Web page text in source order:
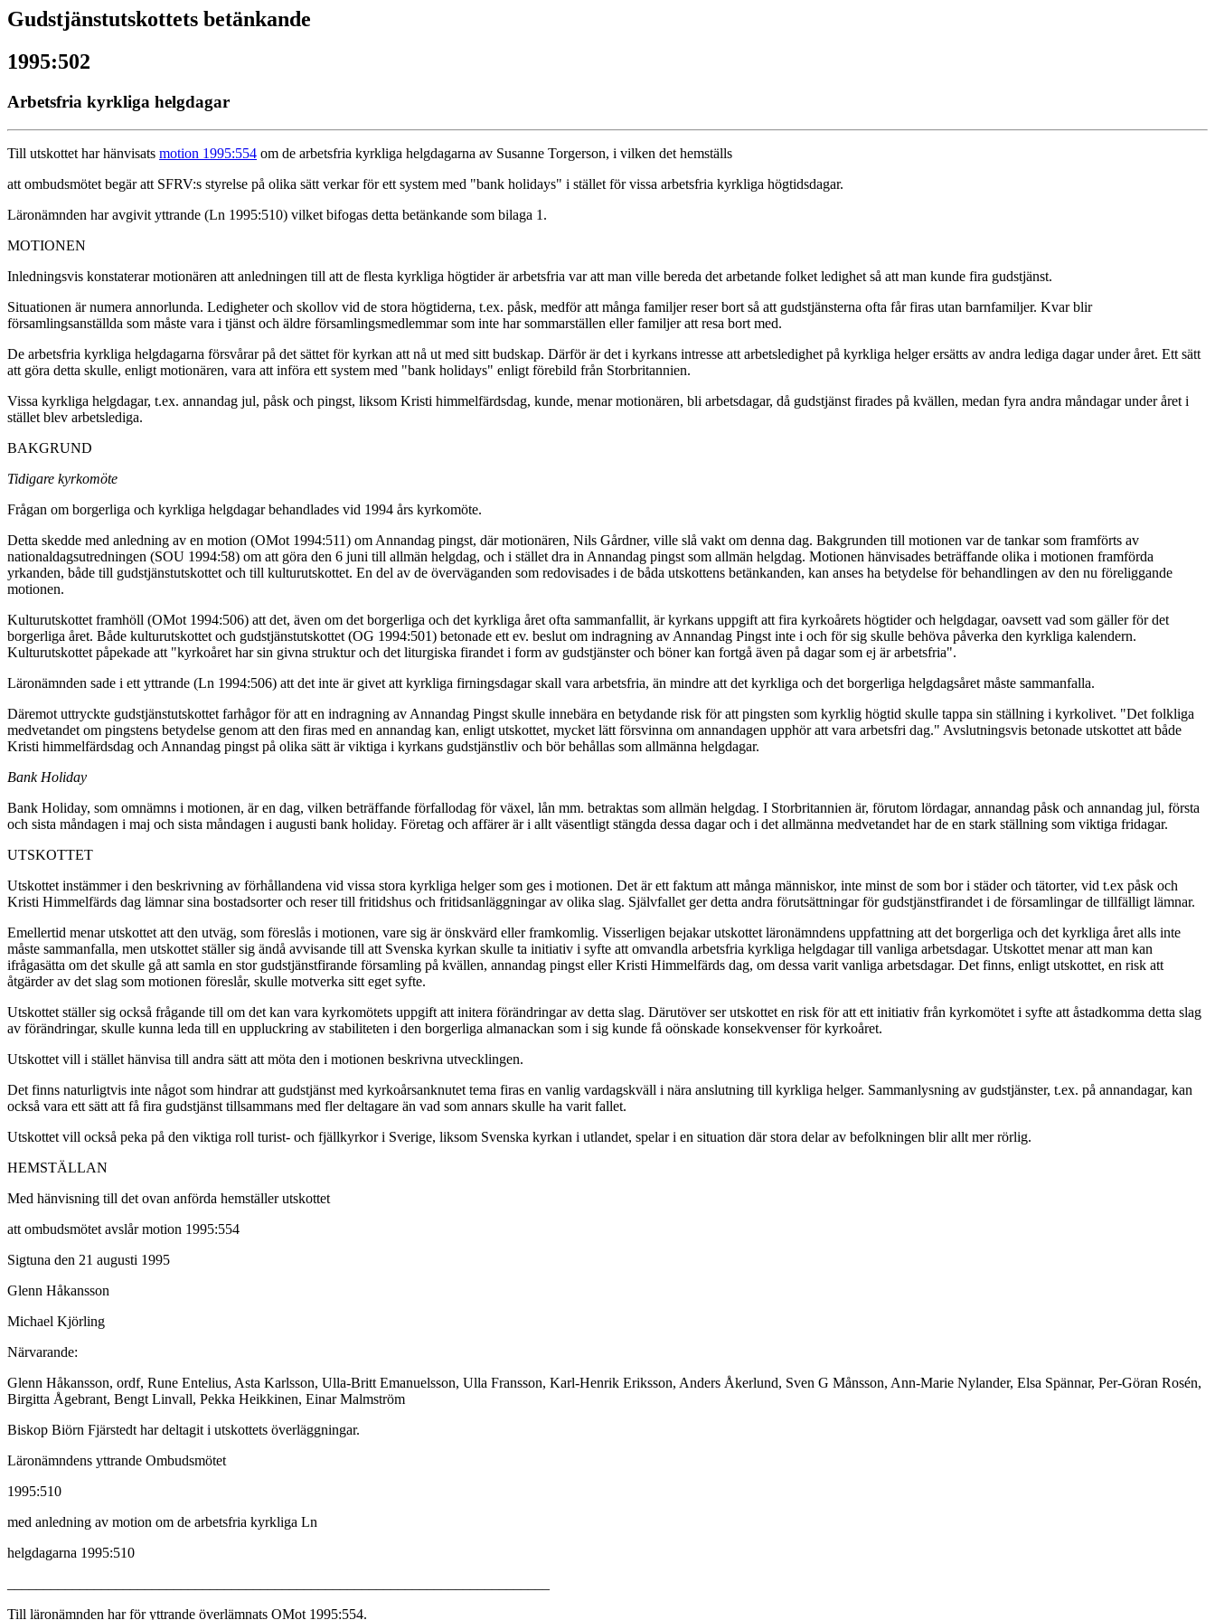
Gudstjänstutskottets betänkande
1995:502
Arbetsfria kyrkliga helgdagar
Till utskottet har hänvisats motion 1995:554 om de arbetsfria kyrkliga helgdagarna av Susanne Torgerson, i vilken det hemställs
att ombudsmötet begär att SFRV:s styrelse på olika sätt verkar för ett system med "bank holidays" i stället för vissa arbetsfria kyrkliga högtidsdagar.
Läronämnden har avgivit yttrande (Ln 1995:510) vilket bifogas detta betänkande som bilaga 1.
MOTIONEN
Inledningsvis konstaterar motionären att anledningen till att de flesta kyrkliga högtider är arbetsfria var att man ville bereda det arbetande folket ledighet så att man kunde fira gudstjänst.
Situationen är numera annorlunda. Ledigheter och skollov vid de stora högtiderna, t.ex. påsk, medför att många familjer reser bort så att gudstjänsterna ofta får firas utan barnfamiljer. Kvar blir
församlingsanställda som måste vara i tjänst och äldre församlingsmedlemmar som inte har sommarställen eller familjer att resa bort med.
De arbetsfria kyrkliga helgdagarna försvårar på det sättet för kyrkan att nå ut med sitt budskap. Därför är det i kyrkans intresse att arbetsledighet på kyrkliga helger ersätts av andra lediga dagar under året. Ett sätt
att göra detta skulle, enligt motionären, vara att införa ett system med "bank holidays" enligt förebild från Storbritannien.
Vissa kyrkliga helgdagar, t.ex. annandag jul, påsk och pingst, liksom Kristi himmelfärdsdag, kunde, menar motionären, bli arbetsdagar, då gudstjänst firades på kvällen, medan fyra andra måndagar under året i
stället blev arbetslediga.
BAKGRUND
Tidigare kyrkomöte
Frågan om borgerliga och kyrkliga helgdagar behandlades vid 1994 års kyrkomöte.
Detta skedde med anledning av en motion (OMot 1994:511) om Annandag pingst, där motionären, Nils Gårdner, ville slå vakt om denna dag. Bakgrunden till motionen var de tankar som framförts av
nationaldagsutredningen (SOU 1994:58) om att göra den 6 juni till allmän helgdag, och i stället dra in Annandag pingst som allmän helgdag. Motionen hänvisades beträffande olika i motionen framförda
yrkanden, både till gudstjänstutskottet och till kulturutskottet. En del av de överväganden som redovisades i de båda utskottens betänkanden, kan anses ha betydelse för behandlingen av den nu föreliggande
motionen.
Kulturutskottet framhöll (OMot 1994:506) att det, även om det borgerliga och det kyrkliga året ofta sammanfallit, är kyrkans uppgift att fira kyrkoårets högtider och helgdagar, oavsett vad som gäller för det
borgerliga året. Både kulturutskottet och gudstjänstutskottet (OG 1994:501) betonade ett ev. beslut om indragning av Annandag Pingst inte i och för sig skulle behöva påverka den kyrkliga kalendern.
Kulturutskottet påpekade att "kyrkoåret har sin givna struktur och det liturgiska firandet i form av gudstjänster och böner kan fortgå även på dagar som ej är arbetsfria".
Läronämnden sade i ett yttrande (Ln 1994:506) att det inte är givet att kyrkliga firningsdagar skall vara arbetsfria, än mindre att det kyrkliga och det borgerliga helgdagsåret måste sammanfalla.
Däremot uttryckte gudstjänstutskottet farhågor för att en indragning av Annandag Pingst skulle innebära en betydande risk för att pingsten som kyrklig högtid skulle tappa sin ställning i kyrkolivet. "Det folkliga
medvetandet om pingstens betydelse genom att den firas med en annandag kan, enligt utskottet, mycket lätt försvinna om annandagen upphör att vara arbetsfri dag." Avslutningsvis betonade utskottet att både
Kristi himmelfärdsdag och Annandag pingst på olika sätt är viktiga i kyrkans gudstjänstliv och bör behållas som allmänna helgdagar.
Bank Holiday
Bank Holiday, som omnämns i motionen, är en dag, vilken beträffande förfallodag för växel, lån mm. betraktas som allmän helgdag. I Storbritannien är, förutom lördagar, annandag påsk och annandag jul, första
och sista måndagen i maj och sista måndagen i augusti bank holiday. Företag och affärer är i allt väsentligt stängda dessa dagar och i det allmänna medvetandet har de en stark ställning som viktiga fridagar.
UTSKOTTET
Utskottet instämmer i den beskrivning av förhållandena vid vissa stora kyrkliga helger som ges i motionen. Det är ett faktum att många människor, inte minst de som bor i städer och tätorter, vid t.ex påsk och
Kristi Himmelfärds dag lämnar sina bostadsorter och reser till fritidshus och fritidsanläggningar av olika slag. Självfallet ger detta andra förutsättningar för gudstjänstfirandet i de församlingar de tillfälligt lämnar.
Emellertid menar utskottet att den utväg, som föreslås i motionen, vare sig är önskvärd eller framkomlig. Visserligen bejakar utskottet läronämndens uppfattning att det borgerliga och det kyrkliga året alls inte
måste sammanfalla, men utskottet ställer sig ändå avvisande till att Svenska kyrkan skulle ta initiativ i syfte att omvandla arbetsfria kyrkliga helgdagar till vanliga arbetsdagar. Utskottet menar att man kan
ifrågasätta om det skulle gå att samla en stor gudstjänstfirande församling på kvällen, annandag pingst eller Kristi Himmelfärds dag, om dessa varit vanliga arbetsdagar. Det finns, enligt utskottet, en risk att
åtgärder av det slag som motionen föreslår, skulle motverka sitt eget syfte.
Utskottet ställer sig också frågande till om det kan vara kyrkomötets uppgift att initera förändringar av detta slag. Därutöver ser utskottet en risk för att ett initiativ från kyrkomötet i syfte att åstadkomma detta slag
av förändringar, skulle kunna leda till en uppluckring av stabiliteten i den borgerliga almanackan som i sig kunde få oönskade konsekvenser för kyrkoåret.
Utskottet vill i stället hänvisa till andra sätt att möta den i motionen beskrivna utvecklingen.
Det finns naturligtvis inte något som hindrar att gudstjänst med kyrkoårsanknutet tema firas en vanlig vardagskväll i nära anslutning till kyrkliga helger. Sammanlysning av gudstjänster, t.ex. på annandagar, kan
också vara ett sätt att få fira gudstjänst tillsammans med fler deltagare än vad som annars skulle ha varit fallet.
Utskottet vill också peka på den viktiga roll turist- och fjällkyrkor i Sverige, liksom Svenska kyrkan i utlandet, spelar i en situation där stora delar av befolkningen blir allt mer rörlig.
HEMSTÄLLAN
Med hänvisning till det ovan anförda hemställer utskottet
att ombudsmötet avslår motion 1995:554
Sigtuna den 21 augusti 1995
Glenn Håkansson
Michael Kjörling
Närvarande:
Glenn Håkansson, ordf, Rune Entelius, Asta Karlsson, Ulla-Britt Emanuelsson, Ulla Fransson, Karl-Henrik Eriksson, Anders Åkerlund, Sven G Månsson, Ann-Marie Nylander, Elsa Spännar, Per-Göran Rosén,
Birgitta Ågebrant, Bengt Linvall, Pekka Heikkinen, Einar Malmström
Biskop Biörn Fjärstedt har deltagit i utskottets överläggningar.
Läronämndens yttrande Ombudsmötet
1995:510
med anledning av motion om de arbetsfria kyrkliga Ln
helgdagarna 1995:510
Till läronämnden har för yttrande överlämnats OMot 1995:554.